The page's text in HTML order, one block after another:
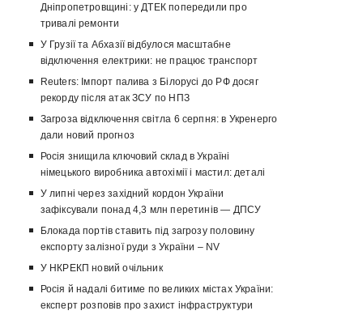
Дніпропетровщині: у ДТЕК попередили про
тривалі ремонти
У Грузії та Абхазії відбулося масштабне
відключення електрики: не працює транспорт
Reuters: Імпорт палива з Білорусі до РФ досяг
рекорду після атак ЗСУ по НПЗ
Загроза відключення світла 6 серпня: в Укренерго
дали новий прогноз
Росія знищила ключовий склад в Україні
німецького виробника автохімії і мастил: деталі
У липні через західний кордон України
зафіксували понад 4,3 млн перетинів — ДПСУ
Блокада портів ставить під загрозу половину
експорту залізної руди з України – NV
У НКРЕКП новий очільник
Росія й надалі битиме по великих містах України:
експерт розповів про захист інфраструктури